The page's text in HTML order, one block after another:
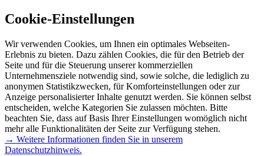
Cookie-Einstellungen
Wir verwenden Cookies, um Ihnen ein optimales Webseiten-
Erlebnis zu bieten. Dazu zählen Cookies, die für den Betrieb der
Seite und für die Steuerung unserer kommerziellen
Unternehmensziele notwendig sind, sowie solche, die lediglich zu
anonymen Statistikzwecken, für Komforteinstellungen oder zur
Anzeige personalisierter Inhalte genutzt werden. Sie können selbst
entscheiden, welche Kategorien Sie zulassen möchten. Bitte
beachten Sie, dass auf Basis Ihrer Einstellungen womöglich nicht
mehr alle Funktionalitäten der Seite zur Verfügung stehen.
→ Weitere Informationen finden Sie in unserem
Datenschutzhinweis.